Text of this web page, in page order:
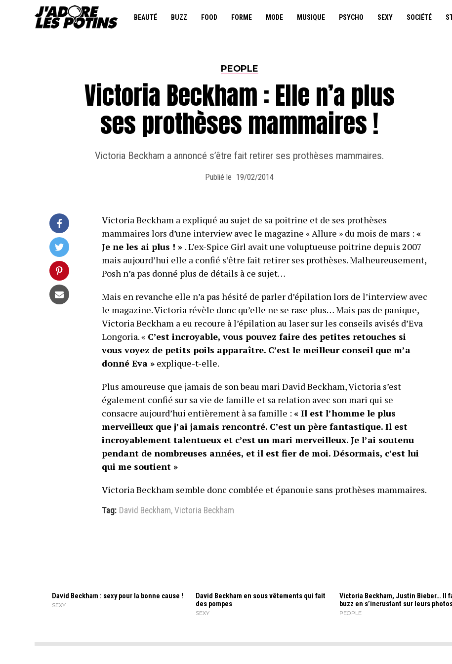
BEAUTÉ BUZZ FOOD FORME MODE MUSIQUE PSYCHO SEXY SOCIÉTÉ
PEOPLE
Victoria Beckham : Elle n’a plus
ses prothèses mammaires !
Victoria Beckham a annoncé s’être fait retirer ses prothèses mammaires.
Publié le 19/02/2014
Victoria Beckham a expliqué au sujet de sa poitrine et de ses prothèses
mammaires lors d’une interview avec le magazine « Allure » du mois de mars : «
Je ne les ai plus ! » . L’ex-Spice Girl avait une voluptueuse poitrine depuis 2007
mais aujourd’hui elle a confié s’être fait retirer ses prothèses. Malheureusement,
Posh n’a pas donné plus de détails à ce sujet…
Mais en revanche elle n’a pas hésité de parler d’épilation lors de l’interview avec
le magazine. Victoria révèle donc qu’elle ne se rase plus… Mais pas de panique,
Victoria Beckham a eu recoure à l’épilation au laser sur les conseils avisés d’Eva
Longoria. «C’est incroyable, vous pouvez faire des petites retouches si
vous voyez de petits poils apparaître. C’est le meilleur conseil que m’a
donné Eva »explique-t-elle.
Plus amoureuse que jamais de son beau mari David Beckham, Victoria s’est
également confié sur sa vie de famille et sa relation avec son mari qui se
consacre aujourd’hui entièrement à sa famille : « Il est l’homme le plus
merveilleux que j’ai jamais rencontré. C’est un père fantastique. Il est
incroyablement talentueux et c’est un mari merveilleux. Je l’ai soutenu
pendant de nombreuses années, et il est fier de moi. Désormais, c’est lui
qui me soutient »
Victoria Beckham semble donc comblée et épanouie sans prothèses mammaires.
Tag: David Beckham, Victoria Beckham
David Beckham : sexy pour la bonne cause !
SEXY
David Beckham en sous vêtements qui fait
des pompes
SEXY
Victoria Beckham, Justin Bieber… Il
buzz en s’incrustant sur leurs
PEOPLE